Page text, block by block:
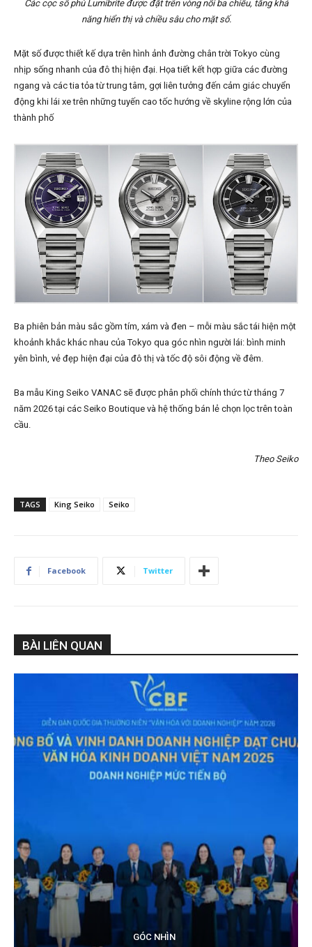
Các cọc số phủ Lumibrite được đặt trên vòng nổi ba chiều, tăng khả
năng hiển thị và chiều sâu cho mặt số.
Mặt số được thiết kế dựa trên hình ảnh đường chân trời Tokyo cùng
nhịp sống nhanh của đô thị hiện đại. Họa tiết kết hợp giữa các đường
ngang và các tia tỏa từ trung tâm, gợi liên tưởng đến cảm giác chuyển
động khi lái xe trên những tuyến cao tốc hướng về skyline rộng lớn của
thành phố
Ba phiên bản màu sắc gồm tím, xám và đen – mỗi màu sắc tái hiện một
khoảnh khắc khác nhau của Tokyo qua góc nhìn người lái: bình minh
yên bình, vẻ đẹp hiện đại của đô thị và tốc độ sôi động về đêm.
Ba mẫu King Seiko VANAC sẽ được phân phối chính thức từ tháng 7
năm 2026 tại các Seiko Boutique và hệ thống bán lẻ chọn lọc trên toàn
cầu.
Theo Seiko
TAGS King Seiko Seiko
Facebook Twitter
BÀI LIÊN QUAN
GÓC NHÌN